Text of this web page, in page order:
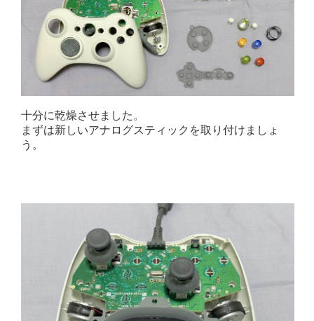
十分に乾燥させました。
まずは新しいアナログスティックを取り付けましょ
う。